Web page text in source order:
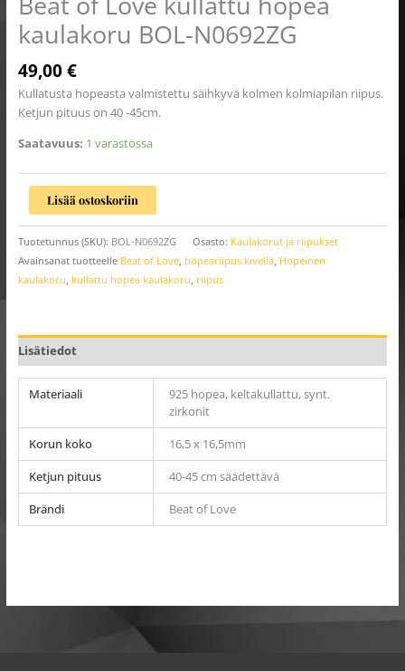
kaulakoru BOL-N0692ZG
49,00€
Kullatusta hopeasta valmistettu säihkyvä kolmen kolmiapilan riipus.
Ketjun pituus on 40 -45cm.
Saatavuus: 1 varastossa
Lisää ostoskoriin
Tuotetunnus (SKU): BOL-N0692ZG Osasto: Kaulakorut ja riipukset
Avainsanat tuotteelle Beat of Love, hopeariipus kivellä, Hopeinen
kaulakoru, kullattu hopea kaulakoru, riipus
Lisätiedot
Materiaali
925 hopea, keltakullattu, synt.
zirkonit
Korun koko
16,5 x 16,5mm
Ketjun pituus
40-45 cm säädettävä
Brändi
Beat of Love